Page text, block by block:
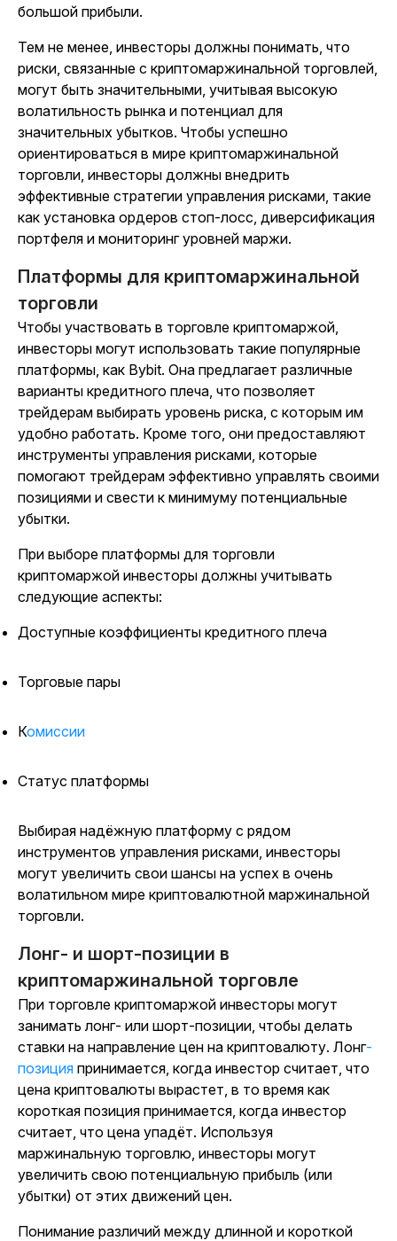
большой прибыли.
Тем не менее, инвесторы должны понимать, что
риски, связанные с криптомаржинальной торговлей,
могут быть значительными, учитывая высокую
волатильность рынка и потенциал для
значительных убытков. Чтобы успешно
ориентироваться в мире криптомаржинальной
торговли, инвесторы должны внедрить
эффективные стратегии управления рисками, такие
как установка ордеров стоп-лосс, диверсификация
портфеля и мониторинг уровней маржи.
Платформы для криптомаржинальной
торговли
Чтобы участвовать в торговле криптомаржой,
инвесторы могут использовать такие популярные
платформы, как Bybit. Она предлагает различные
варианты кредитного плеча, что позволяет
трейдерам выбирать уровень риска, с которым им
удобно работать. Кроме того, они предоставляют
инструменты управления рисками, которые
помогают трейдерам эффективно управлять своими
позициями и свести к минимуму потенциальные
убытки.
При выборе платформы для торговли
криптомаржой инвесторы должны учитывать
следующие аспекты:
Доступные коэффициенты кредитного плеча
Торговые пары
Комиссии
Статус платформы
Выбирая надёжную платформу с рядом
инструментов управления рисками, инвесторы
могут увеличить свои шансы на успех в очень
волатильном мире криптовалютной маржинальной
торговли.
Лонг- и шорт-позиции в
криптомаржинальной торговле
При торговле криптомаржой инвесторы могут
занимать лонг- или шорт-позиции, чтобы делать
ставки на направление цен на криптовалюту. Лонг-
позиция принимается, когда инвестор считает, что
цена криптовалюты вырастет, в то время как
короткая позиция принимается, когда инвестор
считает, что цена упадёт. Используя
маржинальную торговлю, инвесторы могут
увеличить свою потенциальную прибыль (или
убытки) от этих движений цен.
Понимание различий между длинной и короткой